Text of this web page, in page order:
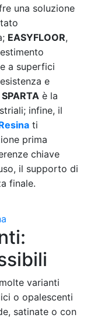
una soluzione
EASYFLOOR,
a superfici
e
è la
infine, il
ti
prima
chiave
il supporto di
finale.
varianti
o opalescenti
satinate o con